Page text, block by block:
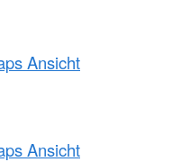
Ansicht
Ansicht